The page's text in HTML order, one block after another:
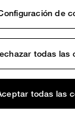
de
todas las
todas las